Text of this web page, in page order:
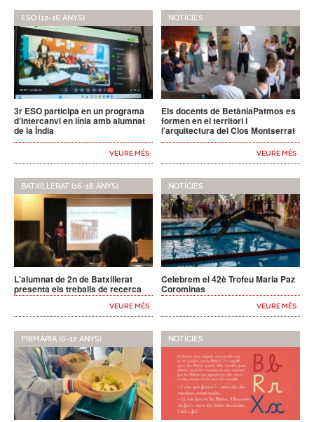
ESO (12-16 ANYS)
3r ESO participa en un programa
d’intercanvi en línia amb alumnat
de la Índia
VEURE MÉS
BATXILLERAT (16-18 ANYS)
L'alumnat de 2n de Batxillerat
presenta els treballs de recerca
VEURE MÉS
PRIMÀRIA (6-12 ANYS)
NOTÍCIES
Els docents de BetàniaPatmos es
formen en el territori i
l’arquitectura del Clos Montserrat
VEURE MÉS
NOTÍCIES
Celebrem el 42è Trofeu Maria Paz
Corominas
VEURE MÉS
NOTÍCIES